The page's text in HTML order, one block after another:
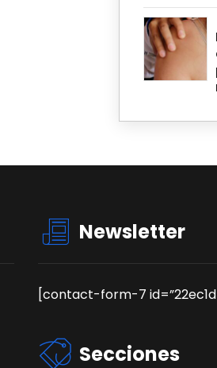
Newsletter
[contact-form-7
Secciones